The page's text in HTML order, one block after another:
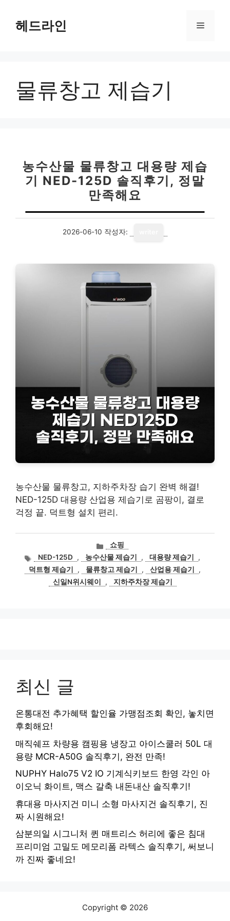
헤드라인 메
물류창고 제습기
농수산물 물류창고 대용량 제습
기 NED-125D 솔직후기, 정말
만족해요
2026-06-10 작성자:
농수산물 물류창고, 지하주차장 습기 완벽 해결!
NED-125D 대용량 산업용 제습기로 곰팡이, 결로
걱정 끝. 덕트형 설치 편리.
카
테
고
리
쇼핑
태
그
NED-125D , 농수산물 제습기 , 대용량 제습기
,
덕트형 제습기
, 물류창고 제습기 , 산업용 제습기
,
신일N위시웨이
, 지하주차장 제습기
최신 글
온통대전 추가혜택 할인율 가맹점조회 확인, 놓치면
후회해요!
매직쉐프 차량용 캠핑용 냉장고 아이스쿨러 50L 대
용량 MCR-A50G 솔직후기, 완전 만족!
NUPHY Halo75 V2 IO 기계식키보드 한영 각인 아
이오닉 화이트, 맥스 갈축 내돈내산 솔직후기!
휴대용 마사지건 미니 소형 마사지건 솔직후기, 진
짜 시원해요!
삼분의일 시그니처 퀸 매트리스 허리에 좋은 침대
프리미엄 고밀도 메모리폼 라텍스 솔직후기, 써보니
까 진짜 좋네요!
Copyright © 2026